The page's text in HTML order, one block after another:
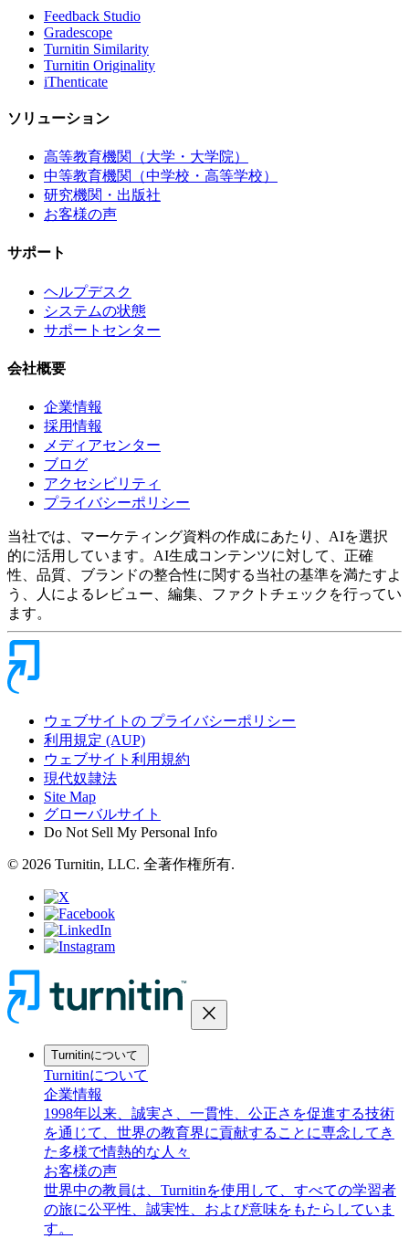
Feedback Studio
Gradescope
Turnitin Similarity
Turnitin Originality
iThenticate
ソリューション
高等教育機関（大学・大学院）
中等教育機関（中学校・高等学校）
研究機関・出版社
お客様の声
サポート
ヘルプデスク
システムの状態
サポートセンター
会社概要
企業情報
採用情報
メディアセンター
ブログ
アクセシビリティ
プライバシーポリシー
当社では、マーケティング資料の作成にあたり、AIを選択
的に活用しています。AI生成コンテンツに対して、正確
性、品質、ブランドの整合性に関する当社の基準を満たすよ
う、人によるレビュー、編集、ファクトチェックを行ってい
ます。
ウェブサイトの プライバシーポリシー
利用規定 (AUP)
ウェブサイト利用規約
現代奴隷法
Site Map
グローバルサイト
Do Not Sell My Personal Info
© 2026 Turnitin, LLC. 全著作権所有.
close
Turnitinについて
Turnitinについて
企業情報
1998年以来、誠実さ、一貫性、公正さを促進する技術
を通じて、世界の教育界に貢献することに専念してき
た多様で情熱的な人々
お客様の声
世界中の教員は、Turnitinを使用して、すべての学習者
の旅に公平性、誠実性、および意味をもたらしていま
す。